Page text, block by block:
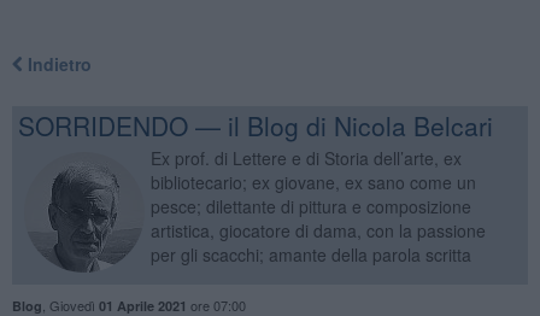
Indietro
SORRIDENDO — il Blog di Nicola Belcari
Ex prof. di Lettere e di Storia dell’arte, ex
bibliotecario; ex giovane, ex sano come un
pesce; dilettante di pittura e composizione
artistica, giocatore di dama, con la passione
per gli scacchi; amante della parola scritta
Blog Giovedì 01 Aprile 2021 ore 07:00